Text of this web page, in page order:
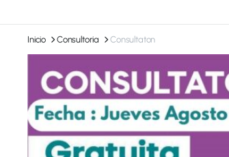
Inicio Consultoria Consultaton